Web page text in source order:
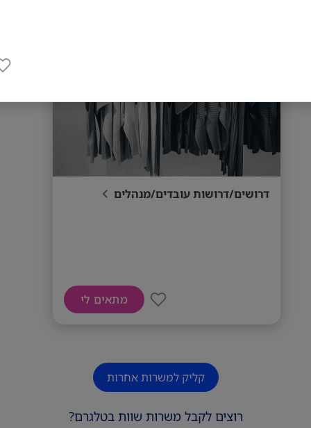
דרושים/דרושות עובדים/מנהלים
מתאים לי
קליק למשרות אחרות
רוצים לקבל משרות שוות בטלגרם?